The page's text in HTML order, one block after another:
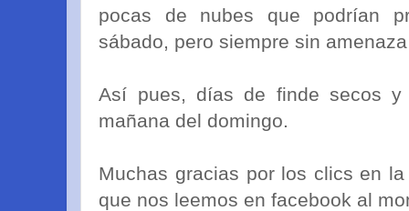
pocas de nubes que podrían
sábado, pero siempre sin
Así pues, días de finde secos y
mañana del domingo.
Muchas gracias por los clics en
que nos leemos en facebook al